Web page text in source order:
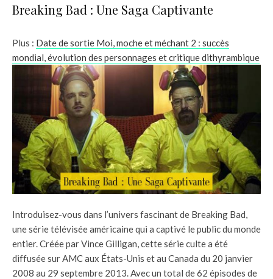
Breaking Bad : Une Saga Captivante
Plus : Date de sortie Moi, moche et méchant 2 : succès
mondial, évolution des personnages et critique dithyrambique
Introduisez-vous dans l’univers fascinant de Breaking Bad,
une série télévisée américaine qui a captivé le public du monde
entier. Créée par Vince Gilligan, cette série culte a été
diffusée sur AMC aux États-Unis et au Canada du 20 janvier
2008 au 29 septembre 2013. Avec un total de 62 épisodes de